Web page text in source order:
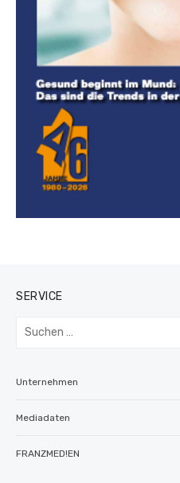
SERVICE
Suchen
Unternehmen
Mediadaten
FRANZMED!EN